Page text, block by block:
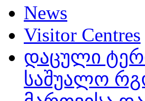
News
Visitor Centres
დაცული
საშუალო